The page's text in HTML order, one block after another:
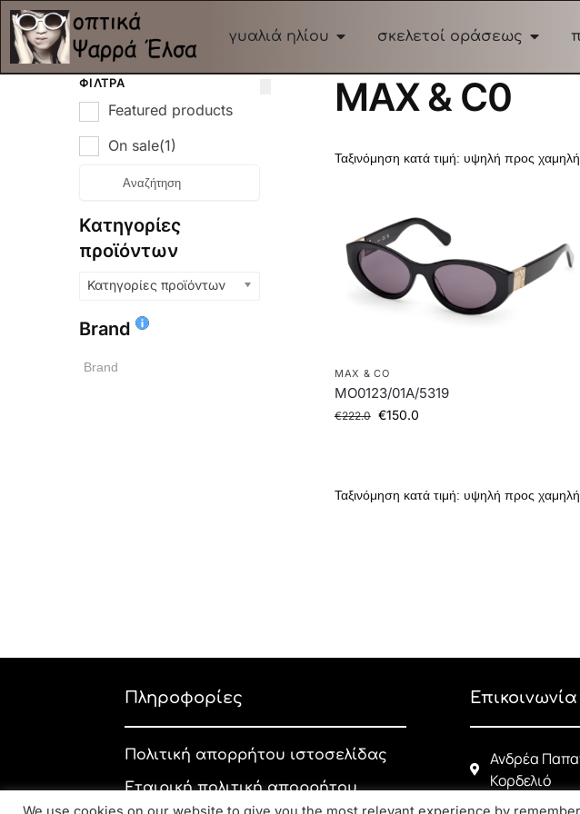
γυαλιά ηλίου σκελετοί οράσεως
MAX & C0
MAX & CO
MO0123/01A/5319
€222.0 €150.0
ΦΊΛΤΡΑ
Featured products
On sale(1)
Κατηγορίες
προϊόντων
Κατηγορίες προϊόντων
Brand
Πληροφορίες
Πολιτική απορρήτου ιστοσελίδας
Εταιρική πολιτική απορρήτου
Επικοινωνία
Ανδρέα
Κορδελιό
2310 770 216